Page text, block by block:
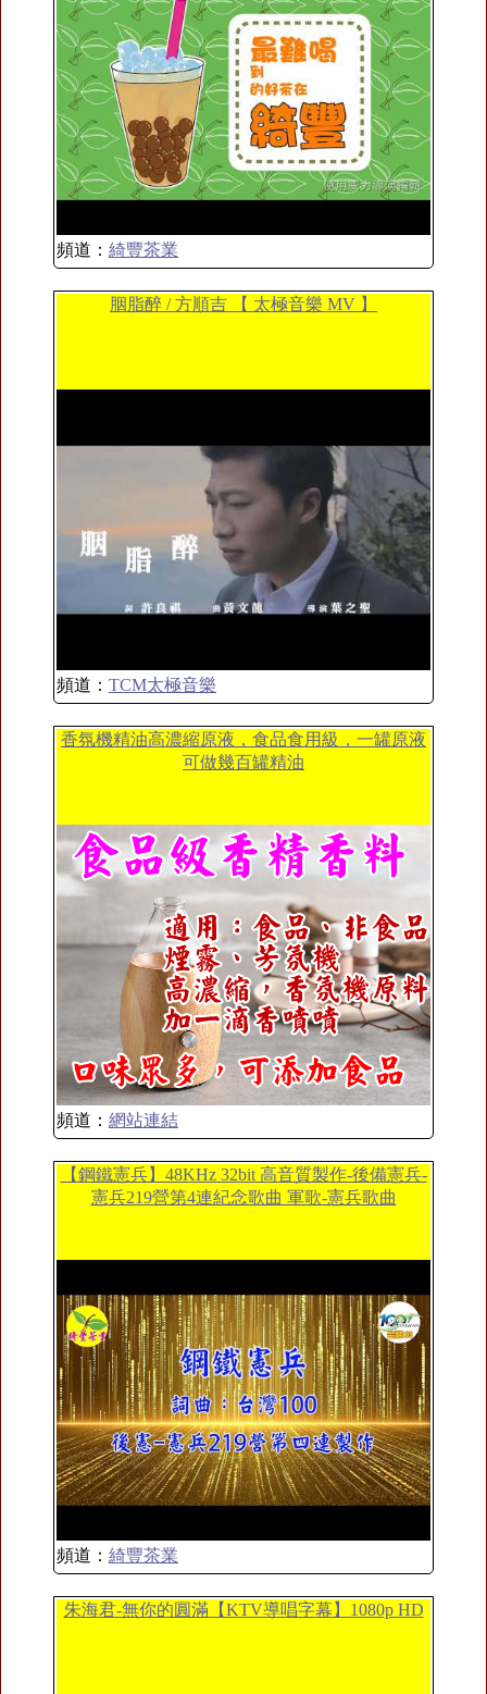
頻道： 綺豐茶業
胭脂醉 / 方順吉 【 太極音樂 MV 】
頻道： TCM太極音樂
香氛機精油高濃縮原液，食品食用級，一罐原液
可做幾百罐精油
頻道： 網站連結
【鋼鐵憲兵】48KHz 32bit 高音質製作-後備憲兵-
憲兵219營第4連紀念歌曲 軍歌-憲兵歌曲
頻道： 綺豐茶業
朱海君-無你的圓滿【KTV導唱字幕】1080p HD